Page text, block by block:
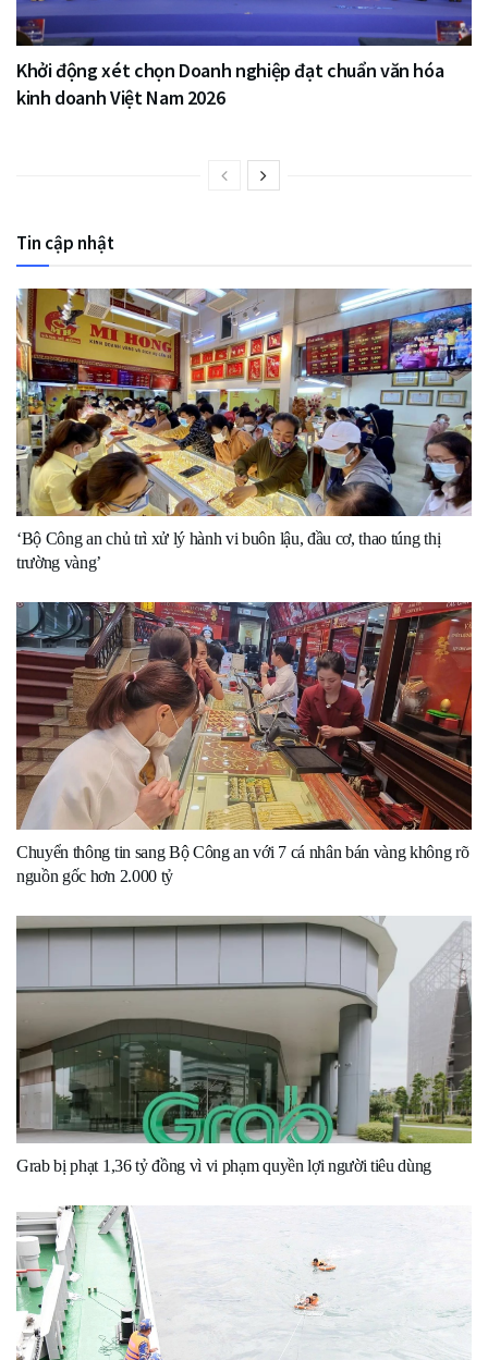
Khởi động xét chọn Doanh nghiệp đạt chuẩn văn hóa
kinh doanh Việt Nam 2026
Tin cập nhật
‘Bộ Công an chủ trì xử lý hành vi buôn lậu, đầu cơ, thao túng thị
trường vàng’
Chuyển thông tin sang Bộ Công an với 7 cá nhân bán vàng không rõ
nguồn gốc hơn 2.000 tỷ
Grab bị phạt 1,36 tỷ đồng vì vi phạm quyền lợi người tiêu dùng